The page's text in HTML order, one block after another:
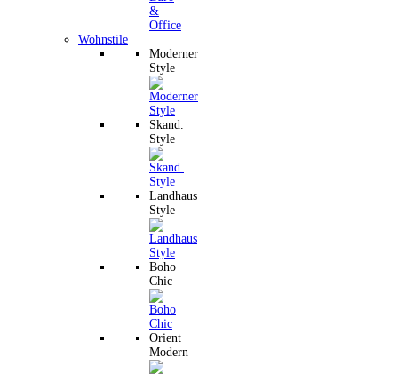
Wohnstile
Moderner
Style
Skand.
Style
Landhaus
Style
Boho
Chic
Orient
Modern